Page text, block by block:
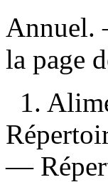
Annuel.
la page
1.
—